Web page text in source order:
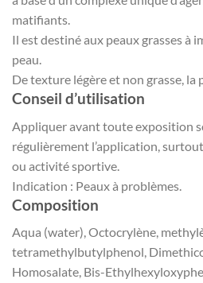
matifiants.
Il est destiné aux peaux grasses à
peau.
De texture légère et non grasse, la
Conseil d’utilisation
Appliquer avant toute exposition
régulièrement l’application,
ou activité sportive.
Indication : Peaux à problèmes.
Composition
Aqua (water), Octocrylène,
tetramethylbutylphenol,
Homosalate, Bis-